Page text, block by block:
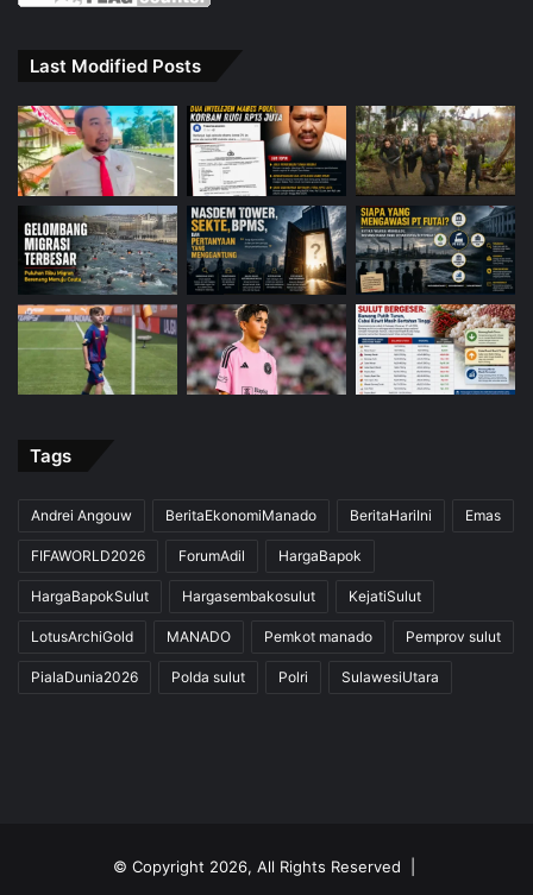
Last Modified Posts
Tags
Andrei Angouw BeritaEkonomiManado BeritaHariIni Emas
FIFAWORLD2026 ForumAdil HargaBapok
HargaBapokSulut Hargasembakosulut KejatiSulut
LotusArchiGold MANADO Pemkot manado Pemprov sulut
PialaDunia2026 Polda sulut Polri SulawesiUtara
© Copyright 2026, All Rights Reserved |